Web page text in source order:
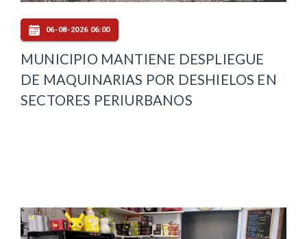
06-08-2026 06:00
MUNICIPIO MANTIENE DESPLIEGUE
DE MAQUINARIAS POR DESHIELOS EN
SECTORES PERIURBANOS